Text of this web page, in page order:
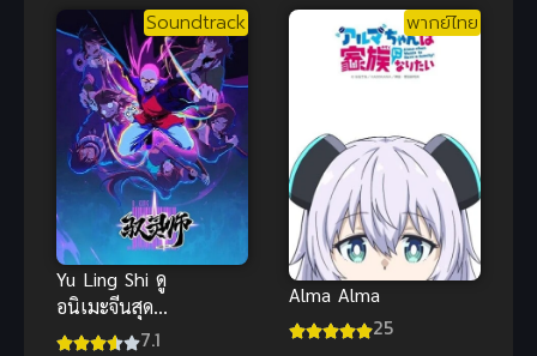
Soundtrack
Yu Ling Shi ดู
อนิเมะจีนสุด
มันส์ นักคุม7.1
พากย์ไทย
Alma Alma
25